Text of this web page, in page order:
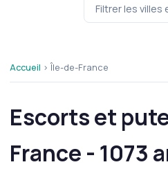
Accueil › Île-de-France
Escorts et
France - 1073